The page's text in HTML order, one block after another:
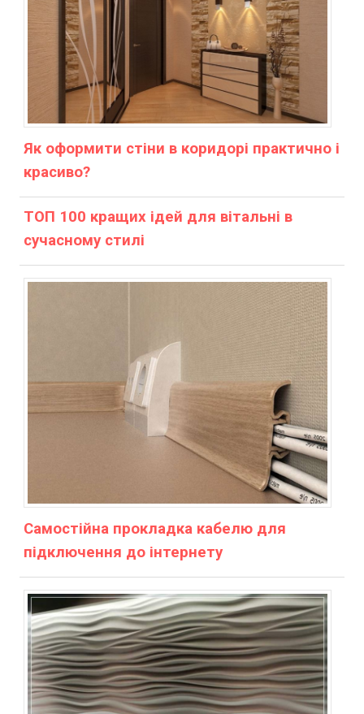
Як оформити стіни в коридорі практично і
красиво?
ТОП 100 кращих ідей для вітальні в
сучасному стилі
Самостійна прокладка кабелю для
підключення до інтернету